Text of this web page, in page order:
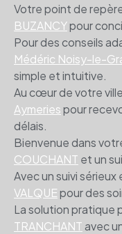
Votre point de
BUZANCYpour
Pour des conseils
Médéric Noisy-le-
simple et intuitive.
Au cœur de votre
Aymeriespour
délais.
Bienvenue dans
COUCHANT et un
Avec un suivi
VALQUEpour des
La solution pratique
TRANCHANTavec